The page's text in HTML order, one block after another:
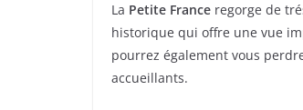
La Petite France regorge de
historique qui offre une vue
pourrez également vous
accueillants.